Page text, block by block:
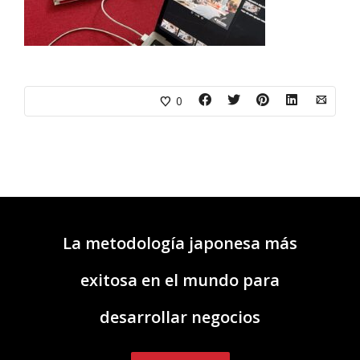
0
La metodología japonesa más
exitosa en el mundo para
desarrollar negocios